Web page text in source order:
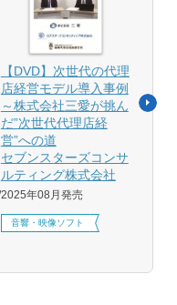
【DVD】次世代の代理
店経営モデル導入事例
～株式会社三愛が挑ん
だ”次世代代理店経
営”への道
セブンスターズコンサ
ルティング株式会社
2025年08月発売
音響・映像ソフト